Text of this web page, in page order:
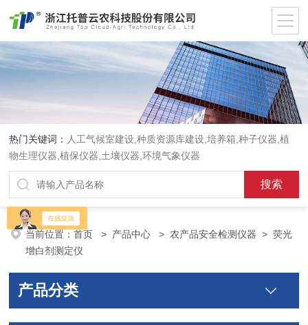
热门关键词： 人工气候室建设,种质资源库建设,培养箱,种子仪器,植
物生理仪器,植保仪器,土壤仪器,环境气象仪器
当前位置：首页 > 产品中心 > 农产品安全检测仪器 >荧光
增白剂测定仪
产品分类